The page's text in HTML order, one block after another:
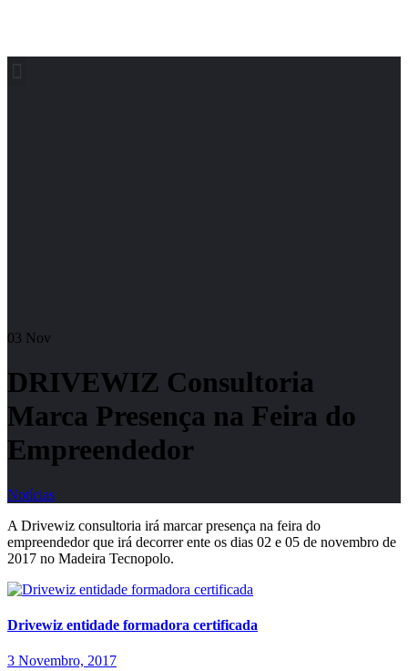
03 Nov
DRIVEWIZ Consultoria
Marca Presença na Feira do
Empreendedor
Notícias
A Drivewiz consultoria irá marcar presença na feira do
empreendedor que irá decorrer ente os dias 02 e 05 de novembro de
2017 no Madeira Tecnopolo.
Drivewiz entidade formadora certificada
3 Novembro, 2017